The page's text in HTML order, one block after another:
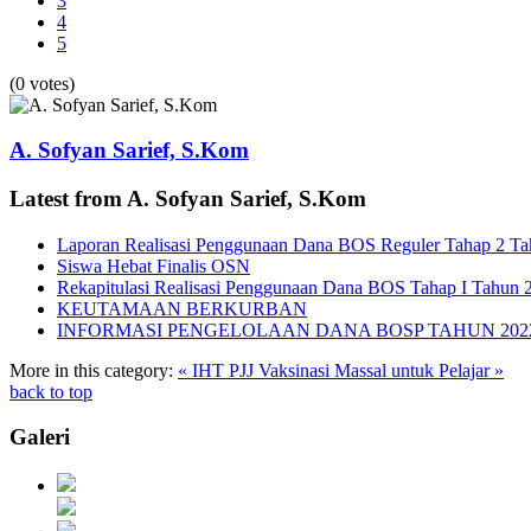
4
5
(0 votes)
A. Sofyan Sarief, S.Kom
Latest from A. Sofyan Sarief, S.Kom
Laporan Realisasi Penggunaan Dana BOS Reguler Tahap 2
Siswa Hebat Finalis OSN
Rekapitulasi Realisasi Penggunaan Dana BOS Tahap I Tahun
KEUTAMAAN BERKURBAN
INFORMASI PENGELOLAAN DANA BOSP TAHUN
More in this category: « IHT PJJ Vaksinasi Massal untuk Pelajar »
back to top
Galeri